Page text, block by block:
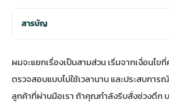
สารบัญ
ผมจะแยกเรื่องเป็นสามส่วน เริ่มจากเงื่อนไข
ตรวจสอบแบบไม่ใช้เวลานาน และประสบกา
ลูกค้าที่ผ่านมือเรา ถ้าคุณกำลังรีบสั่งช่วงดึก